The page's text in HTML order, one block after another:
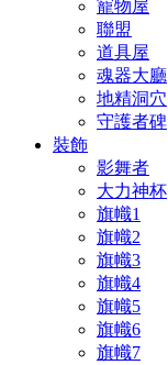
寵物屋
聯盟
道具屋
魂器大廳
地精洞穴
守護者碑
裝飾
影舞者
大力神杯
旗幟1
旗幟2
旗幟3
旗幟4
旗幟5
旗幟6
旗幟7